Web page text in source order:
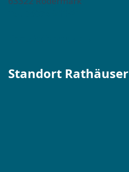
Standort Rathäuser